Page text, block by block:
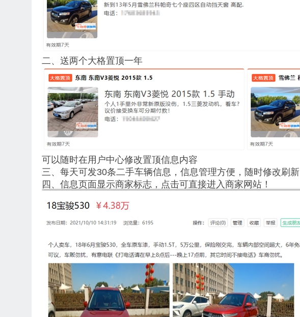
二、送两个大格置顶一年
可以随时在用户中心修改置顶信息内容
三、每天可发30条二手车辆信息，信息管理方便，随时修改刷新
四、信息页面显示商家标志，点击可直接进入商家网站！